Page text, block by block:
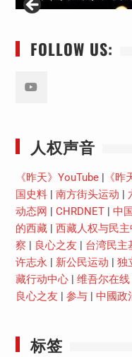
FOLLOW US:
人权声音
《昨天》YouTube| 《
国史料| 南方街头运动
动态网
CHRDNET| 中
的西藏| 西藏人权与民
察
良心之友 台湾民主
许志永
新公民运动 独
藏行动中心| 维吾尔在线|
良心之友
参与| 中國政
标签